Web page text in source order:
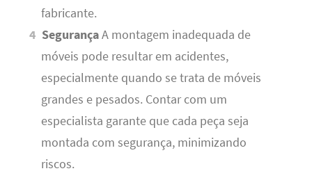
fabricante.
SegurançaA montagem inadequada de
móveis pode resultar em acidentes,
especialmente quando se trata de móveis
grandes e pesados. Contar com um
especialista garante que cada peça seja
montada com segurança, minimizando
riscos.